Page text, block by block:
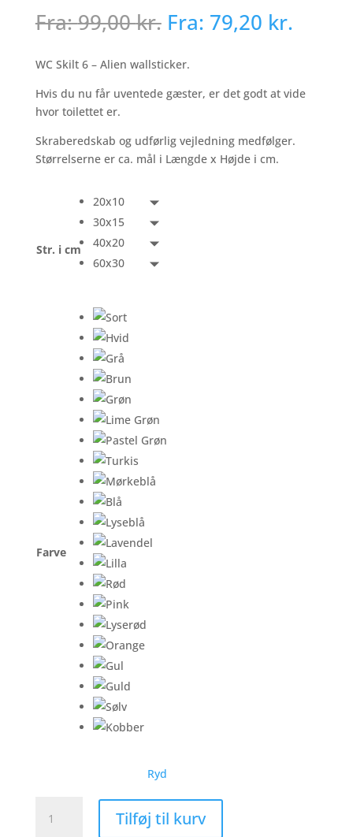
Fra:99,00kr. Fra: 79,20 kr.
WC Skilt 6 – Alien wallsticker.
Hvis du nu får uventede gæster, er det godt at vide
hvor toilettet er.
Skraberedskab og udførlig vejledning medfølger.
Størrelserne er ca. mål i Længde x Højde i cm.
Str. i cm
20x10
30x15
40x20
60x30
Farve
Ryd
Skilt
Tilføj til kurv